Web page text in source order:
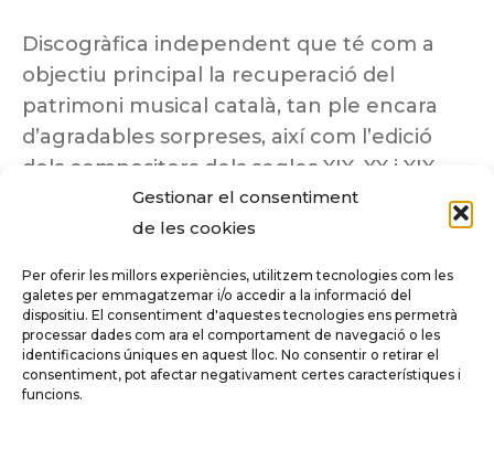
Gestionar el consentiment
de les cookies
Per oferir les millors experiències, utilitzem tecnologies com les
galetes per emmagatzemar i/o accedir a la informació del
dispositiu. El consentiment d'aquestes tecnologies ens permetrà
processar dades com ara el comportament de navegació o les
identificacions úniques en aquest lloc. No consentir o retirar el
consentiment, pot afectar negativament certes característiques i
funcions.
Discogràfica independent que té com a
objectiu principal la recuperació del
patrimoni musical català, tan ple encara
d’agradables sorpreses, així com l’edició
dels compositors dels segles XIX, XX i XIX
insuficientment coneguts.
Tots els drets reservats a ©Columna
Música.